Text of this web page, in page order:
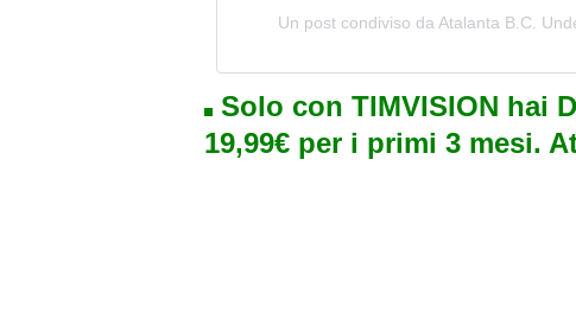
Un post condiviso da Atalanta B.C.
Solo con TIMVISION hai
19,99€ per i primi 3 mesi.